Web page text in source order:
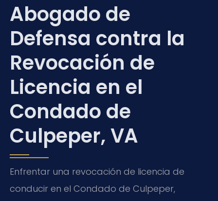
Abogado de
Defensa contra la
Revocación de
Licencia en el
Condado de
Culpeper, VA
Enfrentar una revocación de licencia de
conducir en el Condado de Culpeper,